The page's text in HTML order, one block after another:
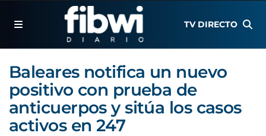
TV DIRECTO
Baleares notifica un nuevo
positivo con prueba de
anticuerpos y sitúa los casos
activos en 247